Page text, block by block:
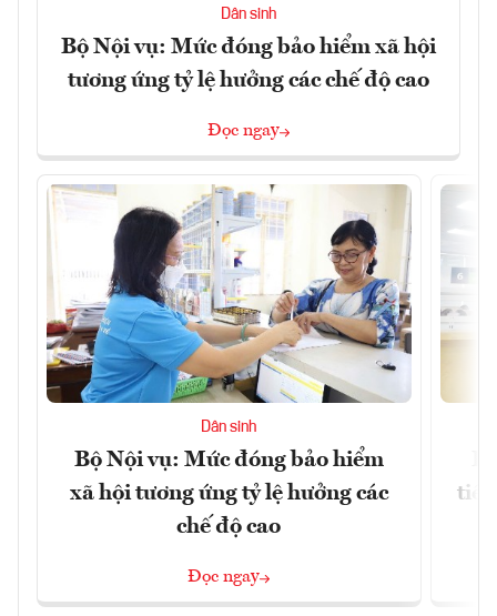
Dân sinh
Bộ Nội vụ: Mức đóng bảo hiểm xã hội
tương ứng tỷ lệ hưởng các chế độ cao
Đọc ngay
Dân sinh
Bộ Nội vụ: Mức đóng bảo hiểm
xã hội tương ứng tỷ lệ hưởng các
chế độ cao
Đọc ngay